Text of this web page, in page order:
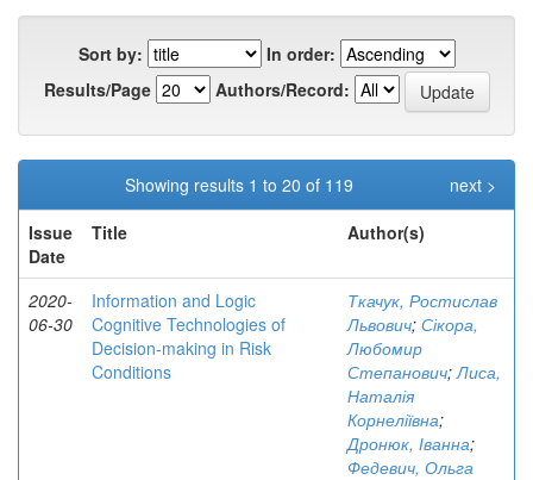
Sort by:
In order:
Results/Page
Authors/Record:
Showing results 1 to 20 of 119
next >
Issue
Date
Title Author(s)
2020-
06-30
Information and Logic
Cognitive Technologies of
Decision-making in Risk
Conditions
Ткачук, Ростислав
Львович; Сікора,
Любомир
Степанович;Лиса,
Наталія
Корнеліївна;
Дронюк, Іванна;
Федевич, Ольга